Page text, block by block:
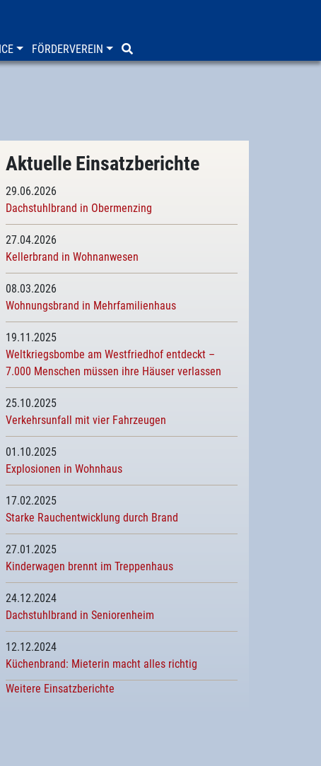
FÖRDERVEREIN
Aktuelle Einsatzberichte
29.06.2026
Dachstuhlbrand in Obermenzing
27.04.2026
Kellerbrand in Wohnanwesen
08.03.2026
Wohnungsbrand in Mehrfamilienhaus
19.11.2025
Weltkriegsbombe am Westfriedhof entdeckt –
7.000 Menschen müssen ihre Häuser verlassen
25.10.2025
Verkehrsunfall mit vier Fahrzeugen
01.10.2025
Explosionen in Wohnhaus
17.02.2025
Starke Rauchentwicklung durch Brand
27.01.2025
Kinderwagen brennt im Treppenhaus
24.12.2024
Dachstuhlbrand in Seniorenheim
12.12.2024
Küchenbrand: Mieterin macht alles richtig
Weitere Einsatzberichte